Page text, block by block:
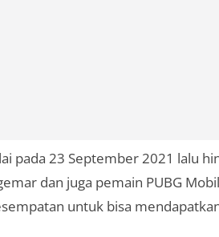
pada 23 September 2021 lalu
dan juga pemain PUBG
untuk bisa